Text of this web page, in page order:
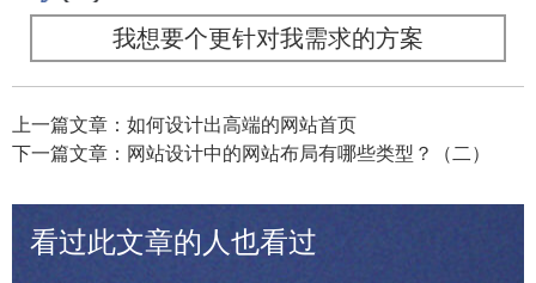
我想要个更针对我需求的方案
上一篇文章：如何设计出高端的网站首页
下一篇文章：网站设计中的网站布局有哪些类型？（二）
看过此文章的人也看过